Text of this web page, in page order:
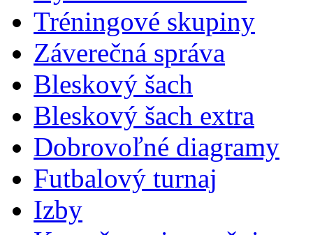
Tréningové skupiny
Záverečná správa
Bleskový šach
Bleskový šach extra
Dobrovoľné diagramy
Futbalový turnaj
Izby